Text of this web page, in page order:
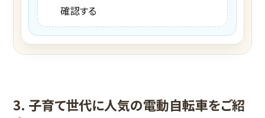
確認する
3. 子育て世代に人気の電動自転車をご紹